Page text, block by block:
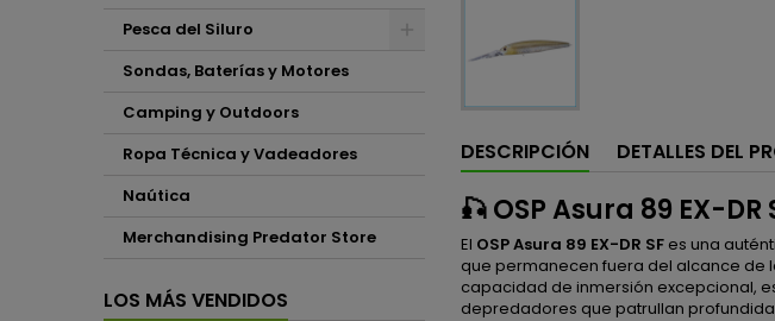
Pesca del Siluro
Sondas, Baterías y Motores
Camping y Outdoors
Ropa Técnica y Vadeadores
Naútica
Merchandising Predator Store
LOS MÁS VENDIDOS
DESCRIPCIÓN DETALLES DEL
🎣 OSP Asura 89 EX-
El OSP Asura 89 EX-DR SF es una
que permanecen fuera del alcance de
capacidad de inmersión excepcional,
depredadores que patrullan